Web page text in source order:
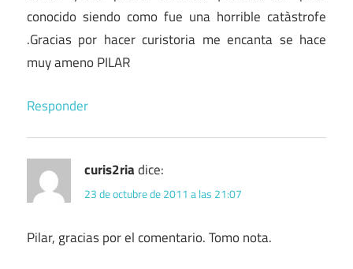
conocido siendo como fue una horrible catàstrofe
.Gracias por hacer curistoria me encanta se hace
muy ameno PILAR
Responder
curis2riadice:
23 de octubre de 2011 a las 21:07
Pilar, gracias por el comentario. Tomo nota.